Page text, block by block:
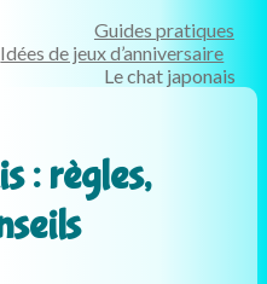
Guides pratiques
Idées de jeux d’anniversaire
Le chat japonais
: règles,